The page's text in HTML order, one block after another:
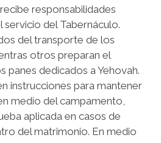
responsabilidades
del Tabernáculo.
del transporte de los
otros preparan el
panes dedicados a Yehovah.
instrucciones para mantener
medio del campamento,
aplicada en casos de
del matrimonio. En medio